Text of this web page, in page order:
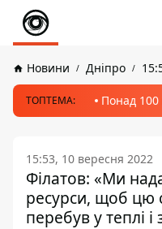
Новини Дніпро
ТОПТЕМА: Понад 100
15:53, 10 вересня 2022
Філатов: «Ми
ресурси, щоб цю
перебув у теплі і